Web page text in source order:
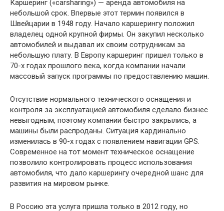
Каршеринг («carsharing») — аренда автомобиля на
небольшой срок. Впервые этот термин появился в
Швейцарии в 1948 году. Начало каршерингу положил
владелец одной крупной фирмы. Он закупил несколько
автомобилей и выдавал их своим сотрудникам за
небольшую плату. В Европу каршеринг пришел только в
70-х годах прошлого века, когда компании начали
массовый запуск программы по предоставлению машин.
Отсутствие нормального технического оснащения и
контроля за эксплуатацией автомобиля сделало бизнес
невыгодным, поэтому компании быстро закрылись, а
машины были распроданы. Ситуация кардинально
изменилась в 90-х годах с появлением навигации GPS.
Современное на тот момент техническое оснащение
позволило контролировать процесс использования
автомобиля, что дало каршерингу очередной шанс для
развития на мировом рынке.
В Россию эта услуга пришла только в 2012 году, но